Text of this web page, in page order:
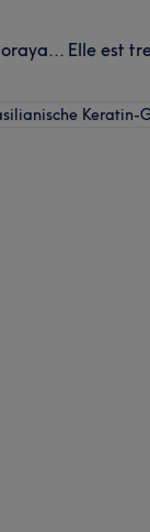
Elle est
Keratin-